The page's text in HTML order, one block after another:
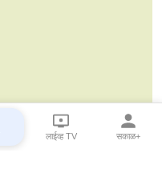
लाईव्ह TV सकाळ+